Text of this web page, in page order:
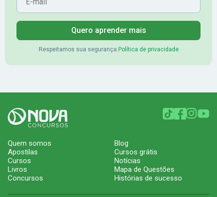
Quero aprender mais
Respeitamos sua segurança. Política de privacidade
Quem somos
Apostilas
Cursos
Livros
Concursos
Blog
Cursos grátis
Notícias
Mapa de Questões
Histórias de sucesso